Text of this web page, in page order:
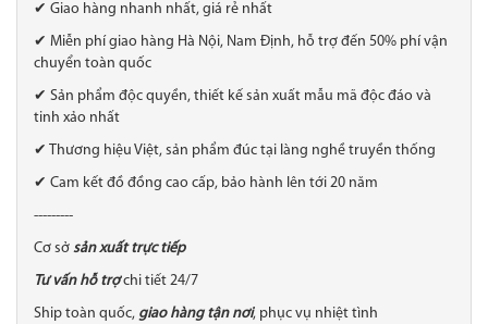
✔ Giao hàng nhanh nhất, giá rẻ nhất
✔ Miễn phí giao hàng Hà Nội, Nam Định, hỗ trợ đến 50% phí vận
chuyển toàn quốc
✔ Sản phẩm độc quyền, thiết kế sản xuất mẫu mã độc đáo và
tinh xảo nhất
✔ Thương hiệu Việt, sản phẩm đúc tại làng nghề truyền thống
✔ Cam kết đồ đồng cao cấp, bảo hành lên tới 20 năm
---------
Cơ sở sản xuất trực tiếp
Tư vấn hỗ trợchi tiết 24/7
Ship toàn quốc, giao hàng tận nơi, phục vụ nhiệt tình